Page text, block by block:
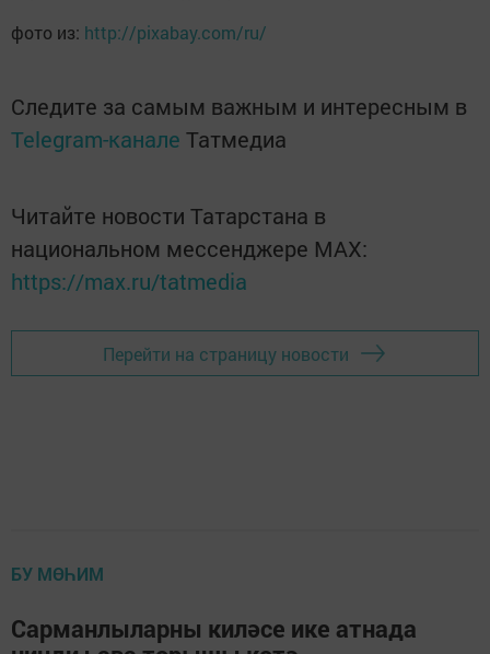
фото из: http://pixabay.com/ru/
Следите за самым важным и интересным в
Telegram-канале Татмедиа
Читайте новости Татарстана в
национальном мессенджере MАХ:
https://max.ru/tatmedia
Перейти на страницу новости
БУ МӨҺИМ
Сарманлыларны киләсе ике атнада